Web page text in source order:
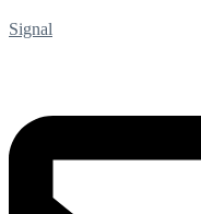
Signal